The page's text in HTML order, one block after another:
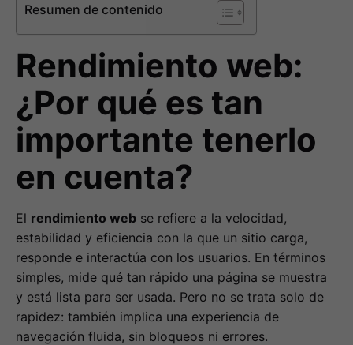
Resumen de contenido
Rendimiento web:
¿Por qué es tan
importante tenerlo
en cuenta?
El rendimiento web se refiere a la velocidad,
estabilidad y eficiencia con la que un sitio carga,
responde e interactúa con los usuarios. En términos
simples, mide qué tan rápido una página se muestra
y está lista para ser usada. Pero no se trata solo de
rapidez: también implica una experiencia de
navegación fluida, sin bloqueos ni errores.